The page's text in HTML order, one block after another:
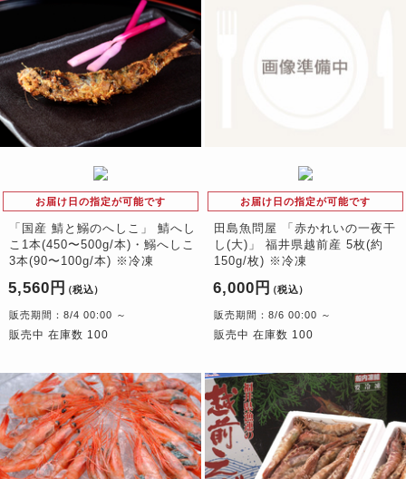
お届け日の指定が可能です
「国産 鯖と鰯のへしこ」 鯖へし
こ1本(450〜500g/本)・鰯へしこ
3本(90〜100g/本) ※冷凍
5,560円 （税込）
販売期間：8/4 00:00 ～
販売中 在庫数 100
お届け日の指定が可能です
田島魚問屋 「赤かれいの一夜干
し(大)」 福井県越前産 5枚(約
150g/枚) ※冷凍
6,000円 （税込）
販売期間：8/6 00:00 ～
販売中 在庫数 100